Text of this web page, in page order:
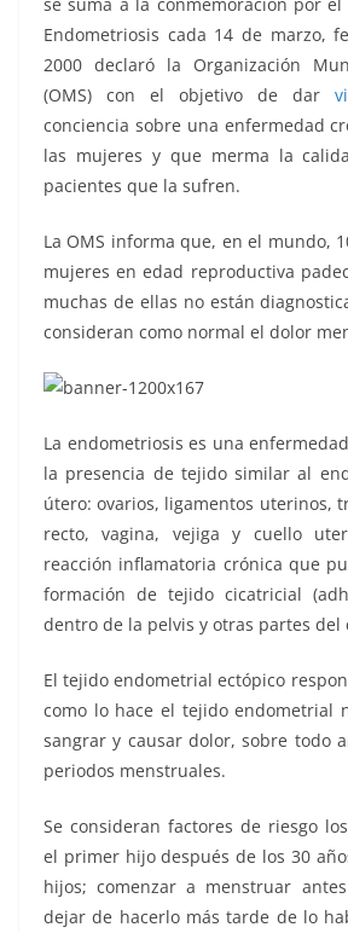
k
Endometriosis cada 14 de marzo,
2000 declaró la Organización
(OMS) con el objetivo de dar
conciencia sobre una enfermedad
las mujeres y que merma la
pacientes que la sufren.
La OMS informa que, en el mundo,
mujeres en edad reproductiva
muchas de ellas no están
consideran como normal el dolor
La endometriosis es una
la presencia de tejido similar al
útero: ovarios, ligamentos uterinos,
recto, vagina, vejiga y cuello
reacción inflamatoria crónica que
formación de tejido cicatricial
dentro de la pelvis y otras partes del
El tejido endometrial ectópico
como lo hace el tejido endometrial
sangrar y causar dolor, sobre todo
periodos menstruales.
Se consideran factores de riesgo
el primer hijo después de los 30
hijos; comenzar a menstruar
dejar de hacerlo más tarde de lo